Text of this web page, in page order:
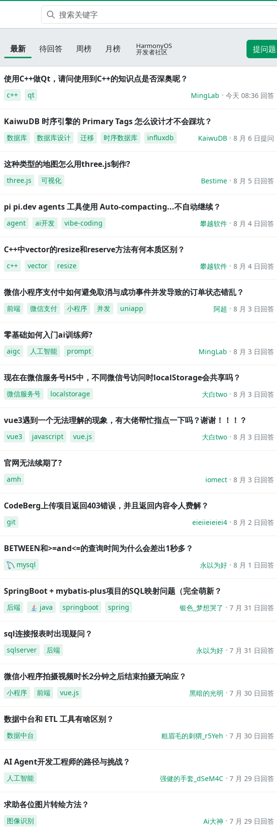
最新 待回答 周榜 月榜 HarmonyOS
开发者社区 提问题
使用C++做Qt，请问使用到C++的知识点是否深奥呢？
c++ qt MingLab 今天 08:36 回答
KaiwuDB 时序引擎的 Primary Tags 怎么设计才不会踩坑？
数据库 数据库设计 迁移 时序数据库 influxdb KaiwuDB 8 月 6 日提问
这种类型的地图怎么用three.js制作?
three.js 可视化 Bestime 8 月 5 日回答
pi pi.dev agents 工具使用 Auto-compacting...不自动继续？
agent ai开发 vibe-coding 攀越软件 8 月 4 日回答
C++中vector的resize和reserve方法有何本质区别？
c++ vector resize 攀越软件 8 月 4 日回答
微信小程序支付中如何避免取消与成功事件并发导致的订单状态错乱？
前端 微信支付 小程序 并发 uniapp 阿超 8 月 3 日回答
零基础如何入门ai训练师?
aigc 人工智能 prompt MingLab 8 月 3 日回答
现在在微信服务号H5中，不同微信号访问时localStorage会共享吗？
微信服务号 localstorage 大白two 8 月 3 日回答
vue3遇到一个无法理解的现象，有大佬帮忙指点一下吗？谢谢！！！？
vue3 javascript vue.js 大白two 8 月 3 日回答
官网无法续期了?
amh iomect 8 月 3 日回答
CodeBerg上传项目返回403错误，并且返回内容令人费解？
git eieiieieiei4 8 月 2 日回答
BETWEEN和>=and<=的查询时间为什么会差出1秒多？
mysql 永以为好 8 月 1 日回答
SpringBoot + mybatis-plus项目的SQL映射问题（完全萌新？
后端 java springboot spring 银色_梦想哭了 7 月 31 日回答
sql连接报表时出现疑问？
sqlserver 后端 永以为好 7 月 31 日回答
微信小程序拍摄视频时长2分钟之后结束拍摄无响应？
小程序 前端 vue.js 黑暗的光明 7 月 30 日回答
数据中台和 ETL 工具有啥区别？
数据中台 粗眉毛的刺猬_r5Yeh 7 月 30 日回答
AI Agent开发工程师的路径与挑战？
人工智能 强健的手套_dSeM4C 7 月 29 日回答
求助各位图片转绘方法？
图像识别 Ai大神 7 月 29 日回答